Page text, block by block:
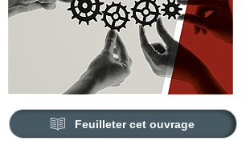
Feuilleter cet ouvrage